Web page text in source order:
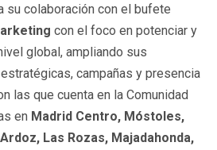
su colaboración con el bufete
con el foco en potenciar y
global, ampliando sus
campañas y presencia
las que cuenta en la Comunidad
en Madrid Centro, Móstoles,
Las Rozas, Majadahonda,